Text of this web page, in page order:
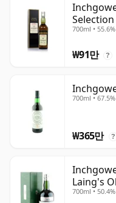
Selection
700ml • 55.6%
₩91만 ?
700ml • 67.5%
₩365만 ?
Laing's
700ml • 50.4%